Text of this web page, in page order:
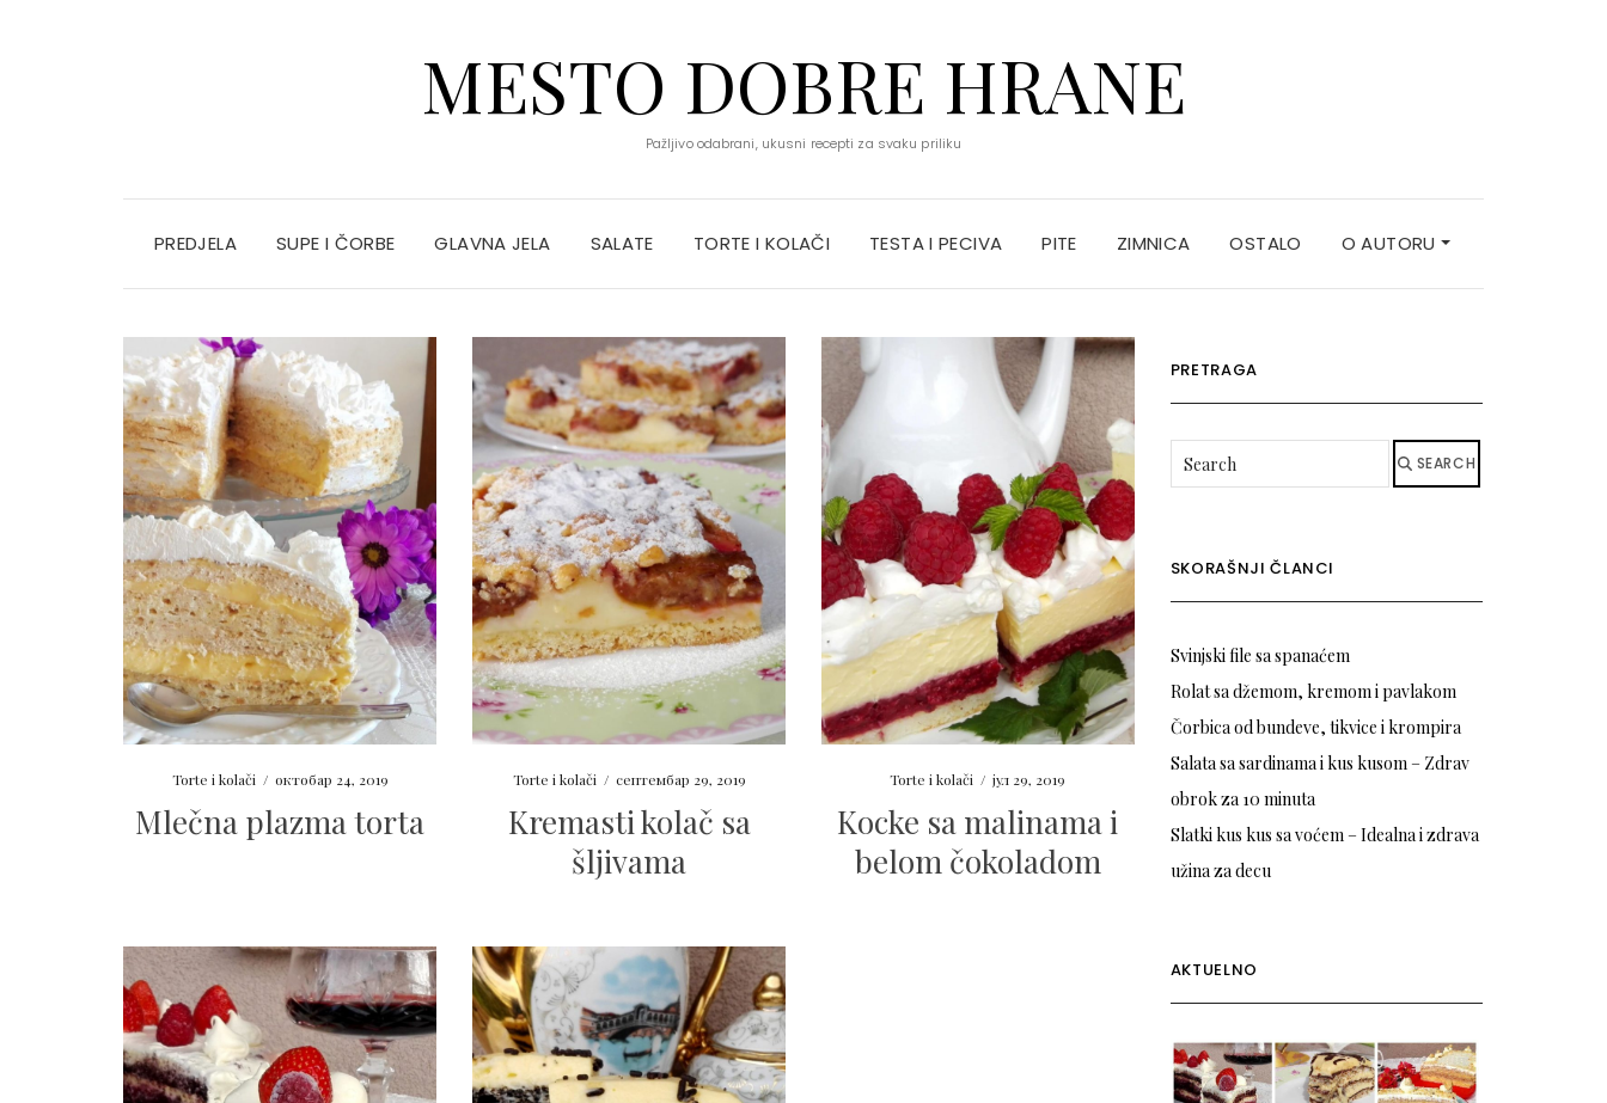
MESTO DOBRE HRANE
Pažljivo odabrani, ukusni recepti za svaku priliku
PREDJELA SUPE I ČORBE GLAVNA JELA SALATE TORTE I KOLAČI TESTA I PECIVA PITE ZIMNICA OSTALO O AUTORU
Torte i kolači / октобар 24, 2019
Mlečna plazma torta
Torte i kolači / септембар 29, 2019
Kremasti kolač sa
šljivama
Torte i kolači / јул 29, 2019
Kocke sa malinama i
belom čokoladom
PRETRAGA
SEARCH
SKORAŠNJI ČLANCI
Svinjski file sa spanaćem
Rolat sa džemom, kremom i pavlakom
Čorbica od bundeve, tikvice i krompira
Salata sa sardinama i kus kusom – Zdrav
obrok za 10 minuta
Slatki kus kus sa voćem – Idealna i zdrava
užina za decu
AKTUELNO